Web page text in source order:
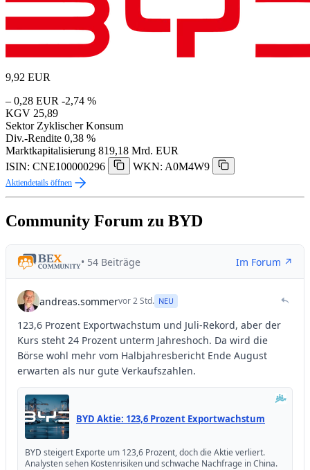
9,92 EUR
– 0,28 EUR -2,74 %
KGV 25,89
Sektor Zyklischer Konsum
Div.-Rendite 0,38 %
Marktkapitalisierung 819,18 Mrd. EUR
ISIN: CNE100000296
WKN: A0M4W9
Aktiendetails öffnen
Community Forum zu BYD